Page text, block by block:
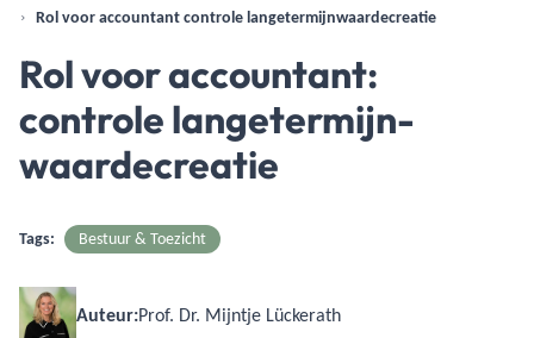
Rol voor accountant controle langetermijnwaardecreatie
Rol voor accountant:
controle langetermijn-
waardecreatie
Tags: Bestuur & Toezicht
Auteur:Prof. Dr. Mijntje Lückerath